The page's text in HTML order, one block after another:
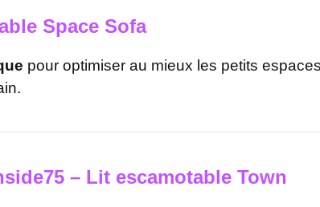
Space Sofa
pour optimiser au mieux les petits
– Lit escamotable Town